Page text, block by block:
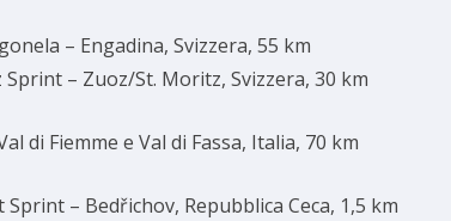
– Engadina, Svizzera, 55 km
– Zuoz/St. Moritz, Svizzera, 30 km
di Fiemme e Val di Fassa, Italia, 70 km
– Bedřichov, Repubblica Ceca, 1,5 km